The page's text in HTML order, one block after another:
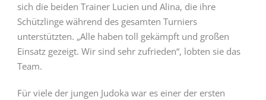
sich die beiden Trainer Lucien und Alina, die ihre
Schützlinge während des gesamten Turniers
unterstützten. „Alle haben toll gekämpft und großen
Einsatz gezeigt. Wir sind sehr zufrieden“, lobten sie das
Team.
Für viele der jungen Judoka war es einer der ersten